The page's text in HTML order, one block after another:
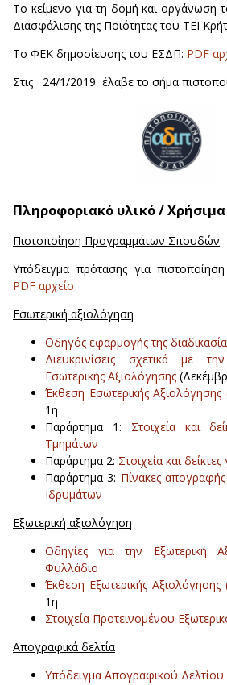
Το κείμενο για τη δομή και οργάνωση
Διασφάλισης της Ποιότητας του ΤΕΙ
Το ΦΕΚ δημοσίευσης του ΕΣΔΠ: PDF
Στις 24/1/2019 έλαβε το σήμα
Πληροφοριακό υλικό /
Πιστοποίηση Προγραμμάτων Σπουδών
Υπόδειγμα πρότασης για
PDF αρχείο
Εσωτερική αξιολόγηση
Οδηγός εφαρμογής της
Διευκρινίσεις σχετικά με
Εσωτερικής Αξιολόγησης
Έκθεση Εσωτερικής
1η
Παράρτημα 1: Στοιχεία και
Τμημάτων
Παράρτημα 2: Στοιχεία και
Παράρτημα 3: Πίνακες
Ιδρυμάτων
Εξωτερική αξιολόγηση
Οδηγίες για την Εξωτερική
Φυλλάδιο
Έκθεση Εξωτερικής
1η
Στοιχεία Προτεινομένου
Απογραφικά δελτία
Υπόδειγμα Απογραφικού